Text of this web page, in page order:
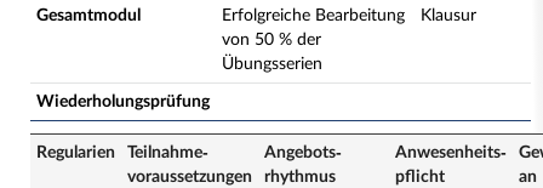
Gesamtmodul
Erfolgreiche Bearbeitung
von 50 % der
Übungsserien
Klausur
Wiederholungsprüfung
Regularien
Teilnahme­
voraussetzungen
Angebots­
rhythmus
Anwesenheits­
pflicht
an